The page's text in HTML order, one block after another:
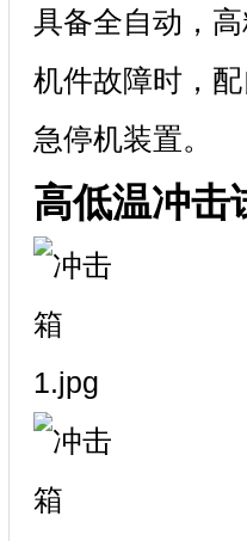
具备全自动，
机件故障时，
急停机装置。
高低温冲击